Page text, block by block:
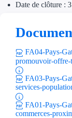
Date de clôture :
FA04-Pays-
promouvoir-
FA03-Pays-
services-
FA01-Pays-
commerces-